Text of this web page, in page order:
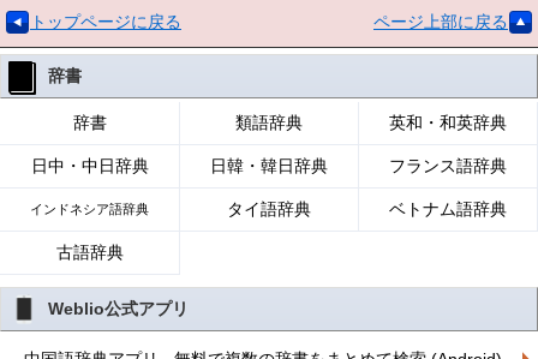
トップページに戻る ページ上部に戻る
辞書
辞書 類語辞典 英和・和英辞典
日中・中日辞典 日韓・韓日辞典 フランス語辞典
インドネシア語辞典 タイ語辞典 ベトナム語辞典
古語辞典
Weblio公式アプリ